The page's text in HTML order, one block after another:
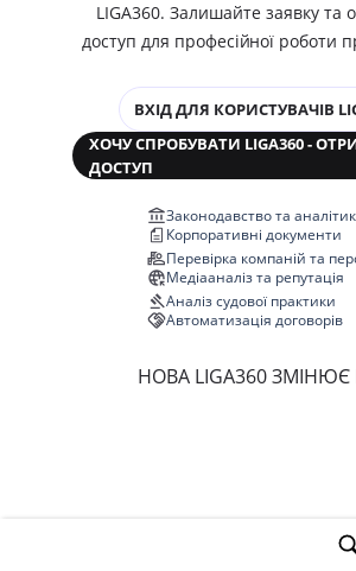
LIGA360. Залишайте заявку та
доступ для професійної роботи
ВХІД ДЛЯ КОРИСТУВАЧІВ
ХОЧУ СПРОБУВАТИ LIGA360 -
ДОСТУП
Законодавство та
Корпоративні документи
Перевірка компаній та
Медіааналіз та репутація
Аналіз судової практики
Автоматизація договорів
НОВА LIGA360 ЗМІНЮЄ